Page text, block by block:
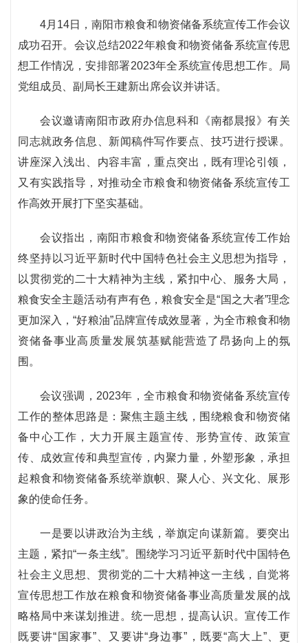
4月14日，南阳市粮食和物资储备系统宣传工作会议
成功召开。会议总结2022年粮食和物资储备系统宣传思
想工作情况，安排部署2023年全系统宣传思想工作。局
党组成员、副局长王建新出席会议并讲话。
会议邀请南阳市政府办信息科和《南都晨报》有关
同志就政务信息、新闻稿件写作要点、技巧进行授课。
讲座深入浅出、内容丰富，重点突出，既有理论引领，
又有实践指导，对推动全市粮食和物资储备系统宣传工
作高效开展打下坚实基础。
会议指出，南阳市粮食和物资储备系统宣传工作始
终坚持以习近平新时代中国特色社会主义思想为指导，
以贯彻党的二十大精神为主线，紧扣中心、服务大局，
粮食安全主题活动有声有色，粮食安全是“国之大者”理念
更加深入，“好粮油”品牌宣传成效显著，为全市粮食和物
资储备事业高质量发展筑基赋能营造了昂扬向上的氛
围。
会议强调，2023年，全市粮食和物资储备系统宣传
工作的整体思路是：聚焦主题主线，围绕粮食和物资储
备中心工作，大力开展主题宣传、形势宣传、政策宣
传、成效宣传和典型宣传，内聚力量，外塑形象，承担
起粮食和物资储备系统举旗帜、聚人心、兴文化、展形
象的使命任务。
一是要以讲政治为主线，举旗定向谋新篇。要突出
主题，紧扣“一条主线”。围绕学习习近平新时代中国特色
社会主义思想、贯彻党的二十大精神这一主线，自觉将
宣传思想工作放在粮食和物资储备事业高质量发展的战
略格局中来谋划推进。统一思想，提高认识。宣传工作
既要讲“国家事”、又要讲“身边事”，既要“高大上”、更